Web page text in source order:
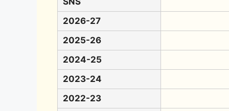
2026-27
2025-26
2024-25
2023-24
2022-23